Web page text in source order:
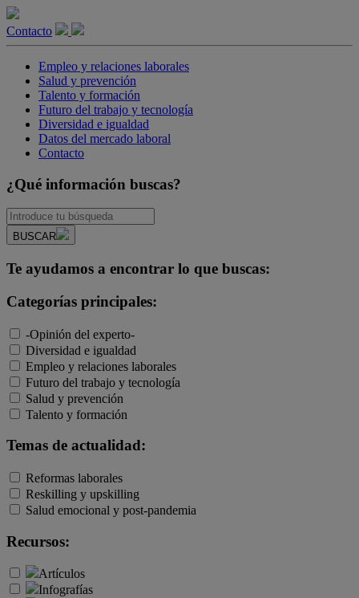
Contacto
Empleo y relaciones laborales
Salud y prevención
Talento y formación
Futuro del trabajo y tecnología
Diversidad e igualdad
Datos del mercado laboral
Contacto
¿Qué información buscas?
BUSCAR
Te ayudamos a encontrar lo que buscas:
Categorías principales:
-Opinión del experto-
Diversidad e igualdad
Empleo y relaciones laborales
Futuro del trabajo y tecnología
Salud y prevención
Talento y formación
Temas de actualidad:
Reformas laborales
Reskilling y upskilling
Salud emocional y post-pandemia
Recursos:
Artículos
Infografías